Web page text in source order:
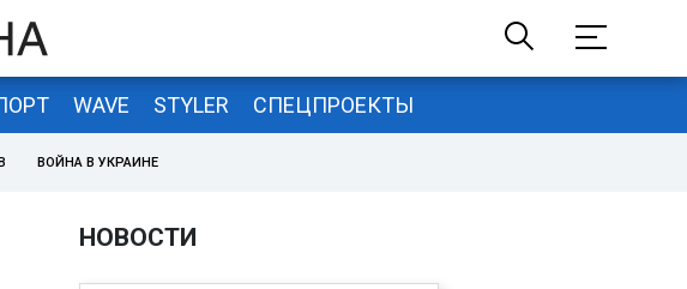
WAVE STYLER СПЕЦПРОЕКТЫ
ВОЙНА В УКРАИНЕ
НОВОСТИ